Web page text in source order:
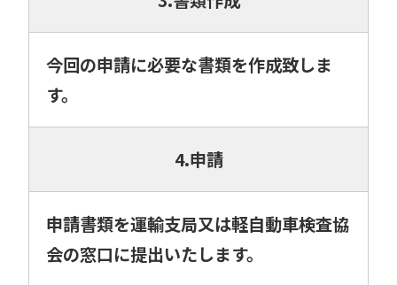
今回の申請に必要な書類を作成致しま
す。
4.申請
申請書類を運輸支局又は軽自動車検査協
会の窓口に提出いたします。